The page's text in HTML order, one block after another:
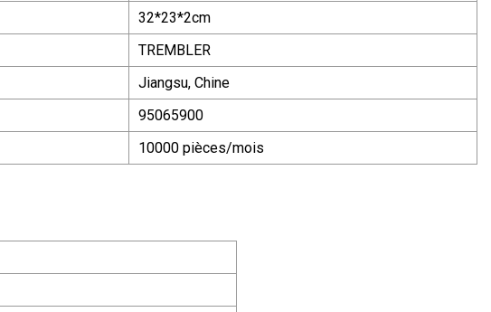
32*23*2cm
TREMBLER
Jiangsu, Chine
95065900
10000 pièces/mois